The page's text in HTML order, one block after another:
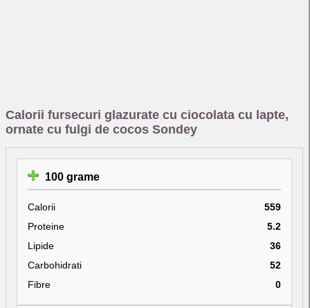
Calorii fursecuri glazurate cu ciocolata cu lapte,
ornate cu fulgi de cocos Sondey
100 grame
Calorii
559
Proteine
5.2
Lipide
36
Carbohidrati
52
Fibre
0